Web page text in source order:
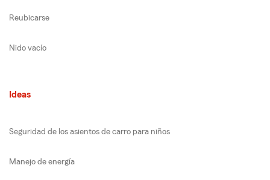
Reubicarse
Nido vacío
Ideas
Seguridad de los asientos de carro para niños
Manejo de energía